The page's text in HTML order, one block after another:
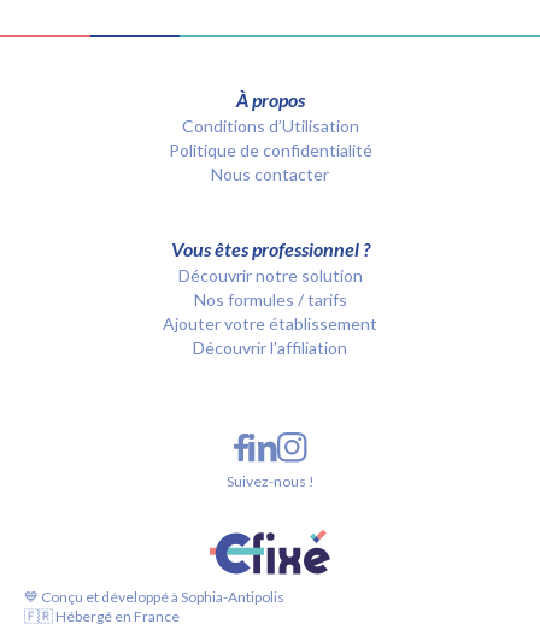
À propos
Conditions d’Utilisation
Politique de confidentialité
Nous contacter
Vous êtes professionnel ?
Découvrir notre solution
Nos formules / tarifs
Ajouter votre établissement
Découvrir l'affiliation
💙 Conçu et développé à Sophia-Antipolis
🇫🇷 Hébergé en France
Suivez-nous !